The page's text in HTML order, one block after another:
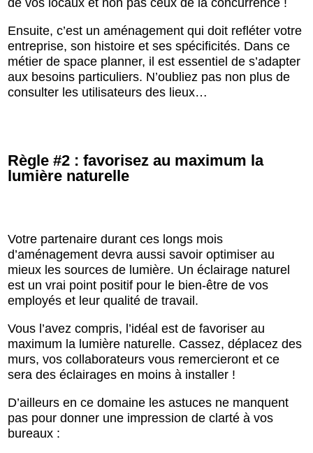
Ensuite, c’est un aménagement qui doit refléter votre
entreprise, son histoire et ses spécificités. Dans ce
métier de space planner, il est essentiel de s’adapter
aux besoins particuliers. N’oubliez pas non plus de
consulter les utilisateurs des lieux…
Règle #2 : favorisez au maximum la
lumière naturelle
Votre partenaire durant ces longs mois
d’aménagement devra aussi savoir optimiser au
mieux les sources de lumière. Un éclairage naturel
est un vrai point positif pour le bien-être de vos
employés et leur qualité de travail.
Vous l’avez compris, l’idéal est de favoriser au
maximum la lumière naturelle. Cassez, déplacez des
murs, vos collaborateurs vous remercieront et ce
sera des éclairages en moins à installer !
D’ailleurs en ce domaine les astuces ne manquent
pas pour donner une impression de clarté à vos
bureaux :